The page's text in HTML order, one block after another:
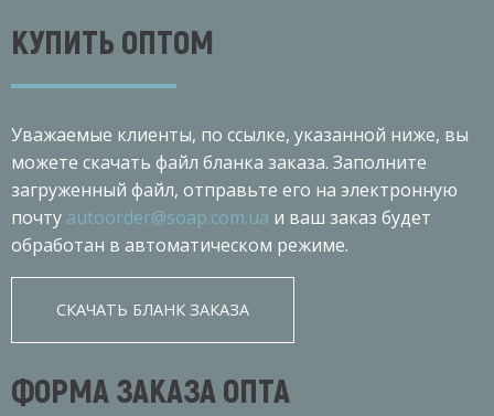
КУПИТЬ ОПТОМ
Уважаемые клиенты, по ссылке, указанной ниже, вы
можете скачать файл бланка заказа. Заполните
загруженный файл, отправьте его на электронную
почту autoorder@soap.com.ua и ваш заказ будет
обработан в автоматическом режиме.
СКАЧАТЬ БЛАНК ЗАКАЗА
ФОРМА ЗАКАЗА ОПТА